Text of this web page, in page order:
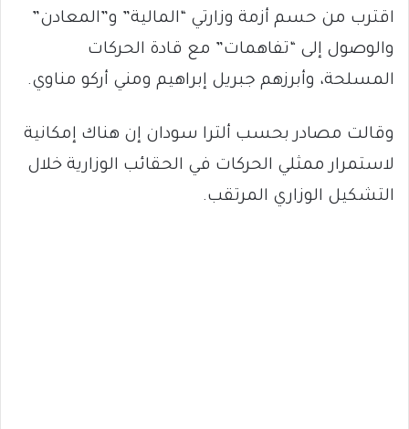
اقترب من حسم أزمة وزارتي “المالية” و”المعادن”
والوصول إلى “تفاهمات” مع قادة الحركات
المسلحة، وأبرزهم جبريل إبراهيم ومني أركو مناوي.
وقالت مصادر بحسب ألترا سودان إن هناك إمكانية
لاستمرار ممثلي الحركات في الحقائب الوزارية خلال
التشكيل الوزاري المرتقب.